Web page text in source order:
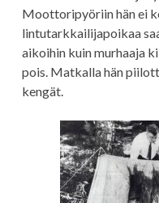
Moottoripyöriin hän ei
lintutarkkailijapoikaa
aikoihin kuin murhaaja
pois. Matkalla hän
kengät.